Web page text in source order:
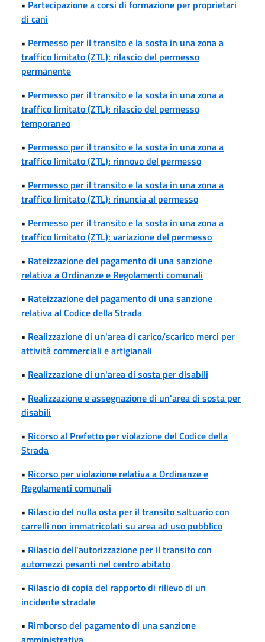
• Partecipazione a corsi di formazione per proprietari
di cani
• Permesso per il transito e la sosta in una zona a
traffico limitato (ZTL): rilascio del permesso
permanente
• Permesso per il transito e la sosta in una zona a
traffico limitato (ZTL): rilascio del permesso
temporaneo
• Permesso per il transito e la sosta in una zona a
traffico limitato (ZTL): rinnovo del permesso
• Permesso per il transito e la sosta in una zona a
traffico limitato (ZTL): rinuncia al permesso
• Permesso per il transito e la sosta in una zona a
traffico limitato (ZTL): variazione del permesso
• Rateizzazione del pagamento di una sanzione
relativa a Ordinanze e Regolamenti comunali
• Rateizzazione del pagamento di una sanzione
relativa al Codice della Strada
• Realizzazione di un'area di carico/scarico merci per
attività commerciali e artigianali
• Realizzazione di un'area di sosta per disabili
• Realizzazione e assegnazione di un'area di sosta per
disabili
• Ricorso al Prefetto per violazione del Codice della
Strada
• Ricorso per violazione relativa a Ordinanze e
Regolamenti comunali
• Rilascio del nulla osta per il transito saltuario con
carrelli non immatricolati su area ad uso pubblico
• Rilascio dell'autorizzazione per il transito con
automezzi pesanti nel centro abitato
• Rilascio di copia del rapporto di rilievo di un
incidente stradale
• Rimborso del pagamento di una sanzione